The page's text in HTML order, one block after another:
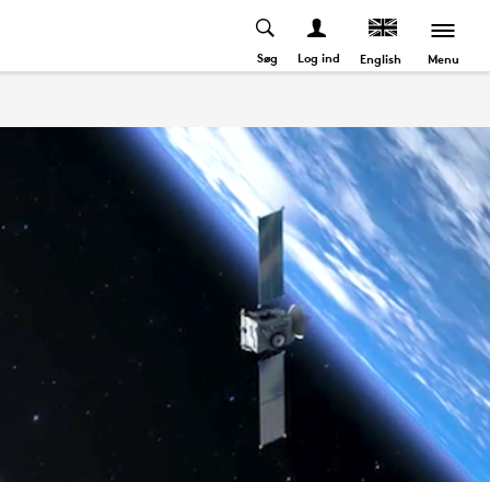
Søg Log ind English Menu